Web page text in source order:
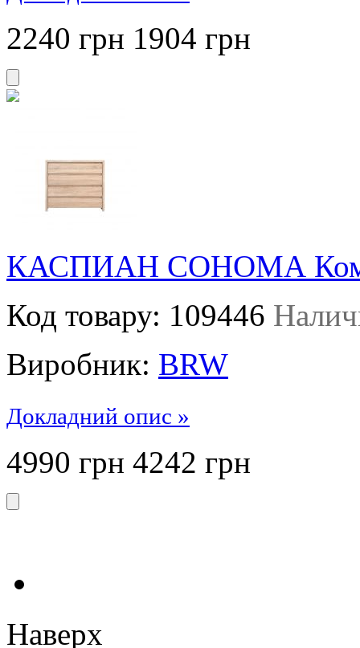
2240 грн 1904 грн
КАСПИАН СОНОМА
Код товару: 109446
Виробник: BRW
Докладний опис »
4990 грн 4242 грн
Наверх